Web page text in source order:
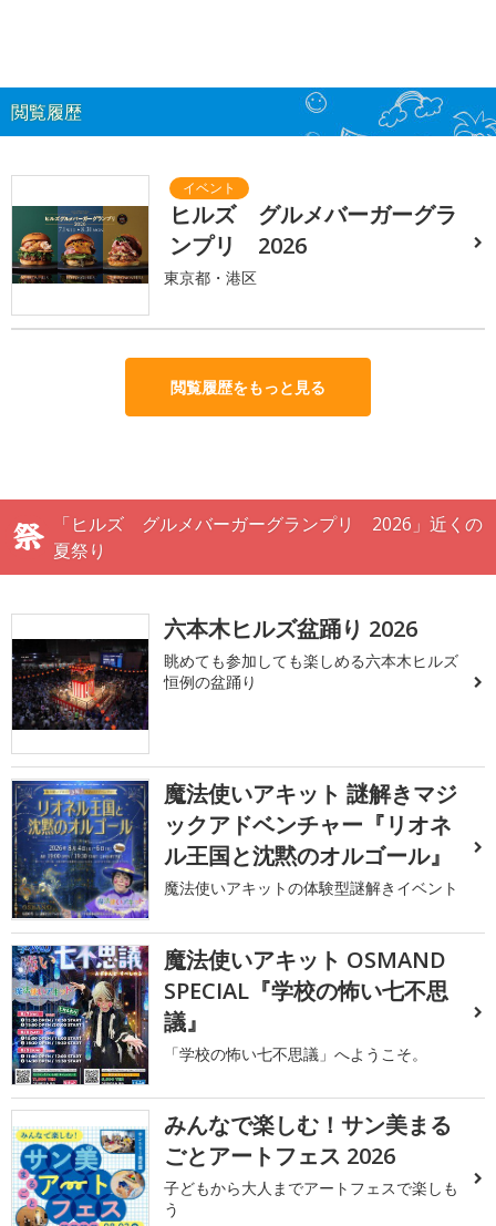
閲覧履歴
ヒルズ グルメバーガーグラ
ンプリ 2026
東京都・港区
閲覧履歴をもっと見る
「ヒルズ グルメバーガーグランプリ 2026」近くの
夏祭り
六本木ヒルズ盆踊り 2026
眺めても参加しても楽しめる六本木ヒルズ
恒例の盆踊り
魔法使いアキット 謎解きマジ
ックアドベンチャー『リオネ
ル王国と沈黙のオルゴール』
魔法使いアキットの体験型謎解きイベント
魔法使いアキット OSMAND
SPECIAL『学校の怖い七不思
議』
「学校の怖い七不思議」へようこそ。
みんなで楽しむ！サン美まる
ごとアートフェス 2026
子どもから大人までアートフェスで楽しも
う